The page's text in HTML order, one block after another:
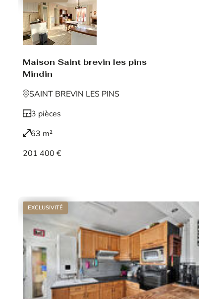
Maison Saint brevin les pins
Mindin
SAINT BREVIN LES PINS
3 pièces
63 m²
201 400 €
EXCLUSIVITÉ